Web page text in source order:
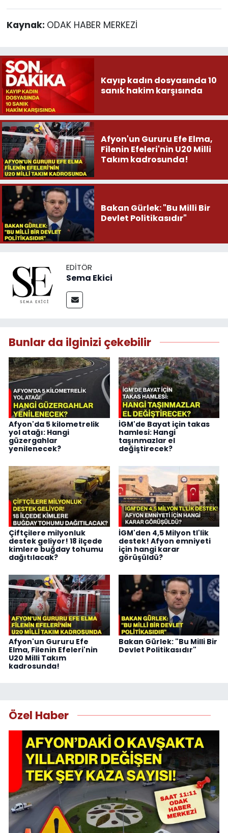
Kaynak: ODAK HABER MERKEZİ
Kayıp kadın dosyasında 10
sanık hakim karşısında
Afyon'un Gururu Efe Elma,
Filenin Efeleri'nin U20 Milli
Takım kadrosunda!
Bakan Gürlek: "Bu Milli Bir
Devlet Politikasıdır"
EDITÖR
Sema Ekici
Bunlar da ilginizi çekebilir
Afyon'da 5 kilometrelik
yol atağı: Hangi
güzergahlar
yenilenecek?
İGM'de Bayat için takas
hamlesi: Hangi
taşınmazlar el
değiştirecek?
Çiftçilere milyonluk
destek geliyor! 18 ilçede
kimlere buğday tohumu
dağıtılacak?
İGM'den 4,5 Milyon tl'lik
destek! Afyon emniyeti
için hangi karar
görüşüldü?
Afyon'un Gururu Efe
Elma, Filenin Efeleri'nin
U20 Milli Takım
kadrosunda!
Bakan Gürlek: "Bu Milli Bir
Devlet Politikasıdır"
Özel Haber